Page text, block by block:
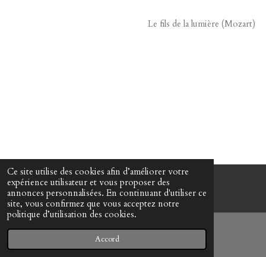
Ce site utilise des cookies afin d’améliorer votre
expérience utilisateur et vous proposer des
annonces personnalisées. En continuant d'utiliser ce
site, vous confirmez que vous acceptez notre
politique d’utilisation des cookies.
Accord
Le fils de la lumière (Mozart)
© www-mes-collections.net